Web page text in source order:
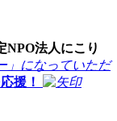
NPO法人にこり
」になっていただ
援！